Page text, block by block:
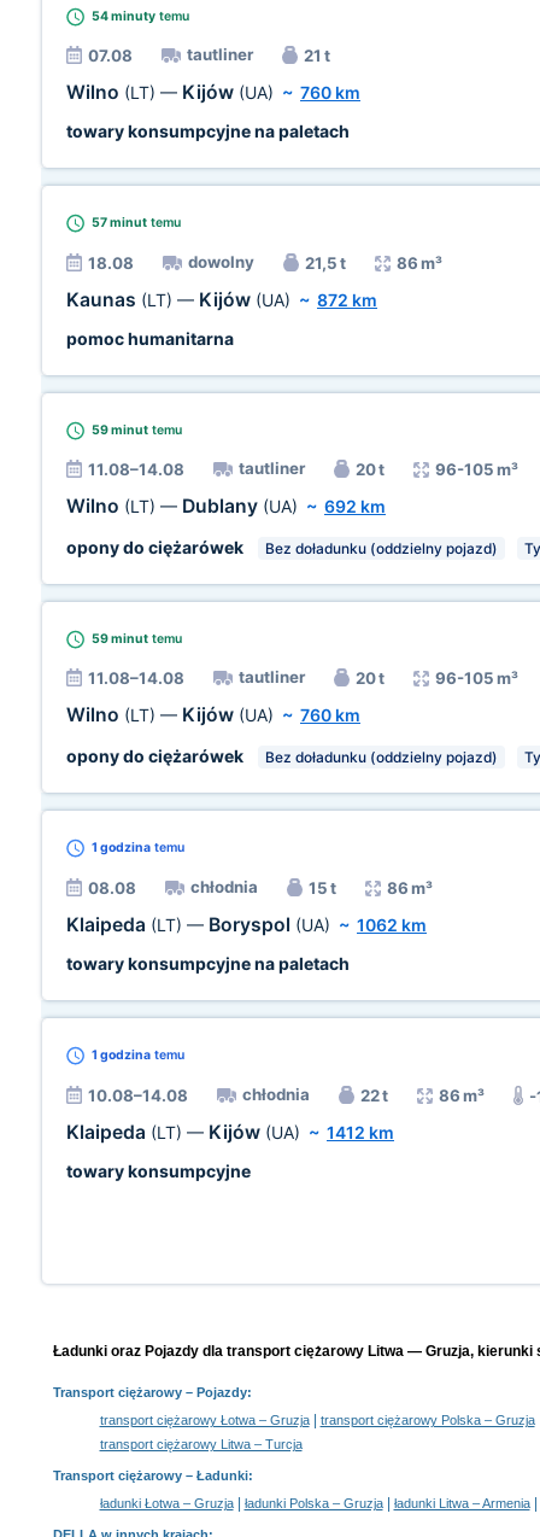
54 minuty temu
07.08 tautliner 21 t
Wilno (LT) — Kijów (UA) ~ 760 km
towary konsumpcyjne na paletach
57 minut temu
18.08 dowolny 21,5 t 86 m³
Kaunas (LT) — Kijów (UA) ~ 872 km
pomoc humanitarna
59 minut temu
11.08–14.08 tautliner 20 t 96-105 m³
Wilno (LT) — Dublany (UA) ~ 692 km
opony do ciężarówek
Bez doładunku (oddzielny pojazd)
59 minut temu
11.08–14.08 tautliner 20 t 96-105 m³
Wilno (LT) — Kijów (UA) ~ 760 km
opony do ciężarówek
Bez doładunku (oddzielny pojazd)
1 godzina temu
08.08 chłodnia 15 t 86 m³
Klaipeda (LT) — Boryspol (UA) ~ 1062 km
towary konsumpcyjne na paletach
1 godzina temu
10.08–14.08 chłodnia 22 t 86 m³ -
Klaipeda (LT) — Kijów (UA) ~ 1412 km
towary konsumpcyjne
Ładunki oraz Pojazdy dla transport ciężarowy Litwa — Gruzja, kierunki
Transport ciężarowy– Pojazdy:
transport ciężarowy Łotwa – Gruzja| transport ciężarowy Polska – Gruzja
transport ciężarowy Litwa – Turcja
Transport ciężarowy – Ładunki:
ładunki Łotwa – Gruzja| ładunki Polska – Gruzja| ładunki Litwa – Armenia|